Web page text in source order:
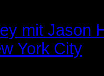
mit Jason
York City